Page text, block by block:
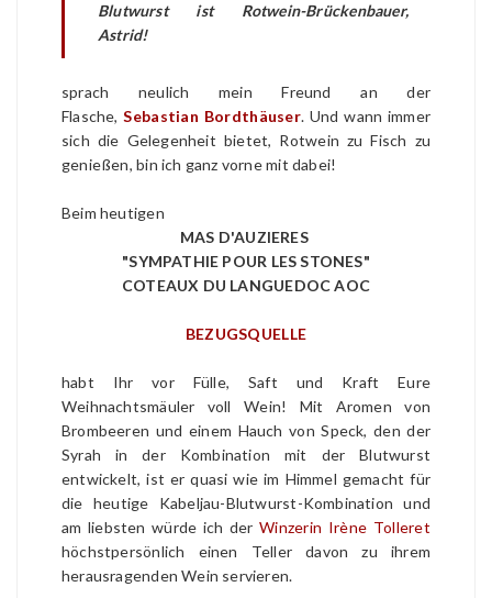
Blutwurst ist Rotwein-Brückenbauer,
Astrid!
sprach neulich mein Freund an der
Flasche,Sebastian Bordthäuser. Und wann immer
sich die Gelegenheit bietet, Rotwein zu Fisch zu
genießen, bin ich ganz vorne mit dabei!
Beim heutigen
MAS D'AUZIERES
"SYMPATHIE POUR LES STONES"
COTEAUX DU LANGUEDOC AOC
BEZUGSQUELLE
habt Ihr vor Fülle, Saft und Kraft Eure
Weihnachtsmäuler voll Wein! Mit Aromen von
Brombeeren und einem Hauch von Speck, den der
Syrah in der Kombination mit der Blutwurst
entwickelt, ist er quasi wie im Himmel gemacht für
die heutige Kabeljau-Blutwurst-Kombination und
am liebsten würde ich der Winzerin Irène Tolleret
höchstpersönlich einen Teller davon zu ihrem
herausragenden Wein servieren.